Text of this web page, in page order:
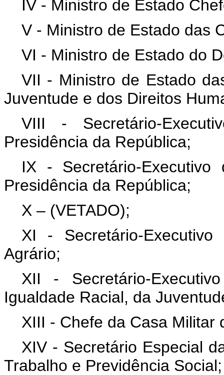
IV - Ministro de Estado
V - Ministro de Estado das
VI - Ministro de Estado do
VII - Ministro de Estado
Juventude e dos Direitos
VIII - Secretário-
Presidência da República;
IX - Secretário-
Presidência da República;
X – (VETADO);
XI - Secretário-
Agrário;
XII - Secretário-
Igualdade Racial, da
XIII - Chefe da Casa Militar
XIV - Secretário Especial
Trabalho e Previdência